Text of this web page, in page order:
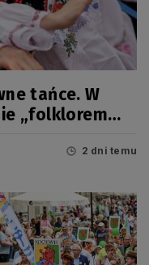
tańce. W
„folklorem
2 dni temu